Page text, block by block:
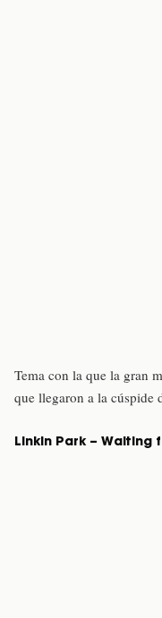
Tema con la que la gran
que llegaron a la cúspide
Linkin Park – Waiting